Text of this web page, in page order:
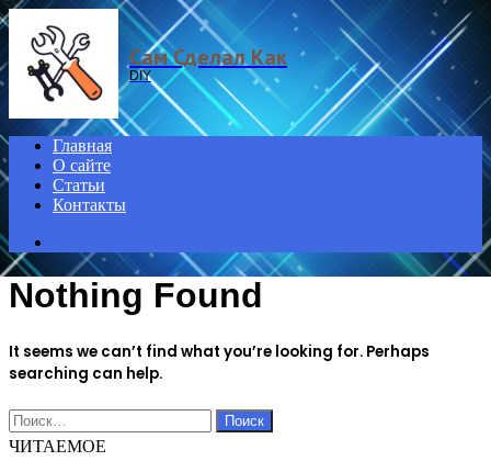
Menu
Сам Сделал Как
DIY
Главная
О сайте
Статьи
Контакты
Nothing Found
It seems we can’t find what you’re looking for. Perhaps
searching can help.
Найти:
ЧИТАЕМОЕ